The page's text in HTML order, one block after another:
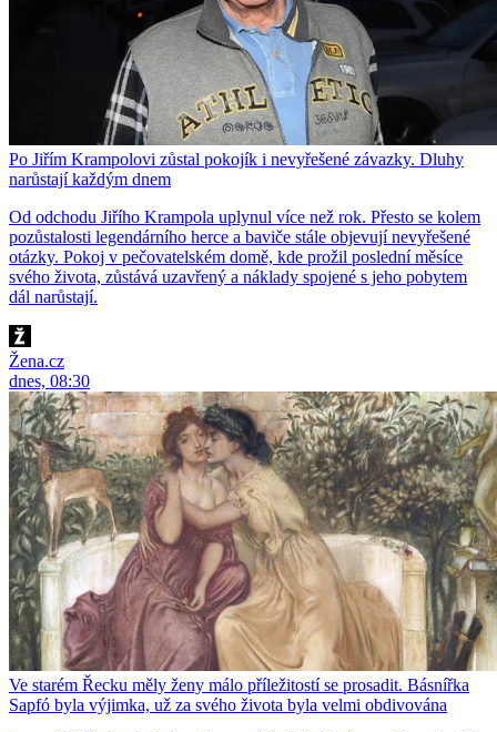
Po Jiřím Krampolovi zůstal pokojík i nevyřešené závazky. Dluhy
narůstají každým dnem
Od odchodu Jiřího Krampola uplynul více než rok. Přesto se kolem
pozůstalosti legendárního herce a baviče stále objevují nevyřešené
otázky. Pokoj v pečovatelském domě, kde prožil poslední měsíce
svého života, zůstává uzavřený a náklady spojené s jeho pobytem
dál narůstají.
Žena.cz
dnes, 08:30
Ve starém Řecku měly ženy málo příležitostí se prosadit. Básnířka
Sapfó byla výjimka, už za svého života byla velmi obdivována